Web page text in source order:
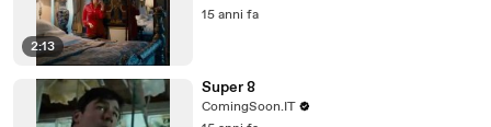
2:13
15 anni fa
Super 8
ComingSoon.IT